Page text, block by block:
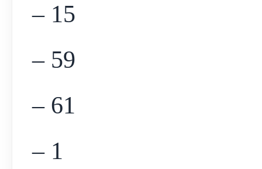
– 15
– 59
– 61
– 1